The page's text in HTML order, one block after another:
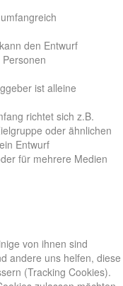
den Entwurf
ist alleine
richtet sich z.B.
oder ähnlichen
Entwurf
für mehrere Medien
von ihnen sind
andere uns helfen, diese
(Tracking Cookies).